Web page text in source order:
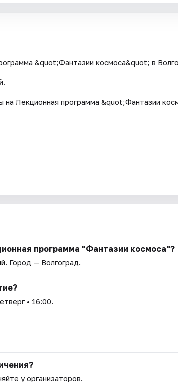
&quot;Фантазии космоса&quot; в
на Лекционная программа &quot;Фантазии
программа "Фантазии космоса"?
. Город — Волгоград.
• 16:00.
у организаторов.